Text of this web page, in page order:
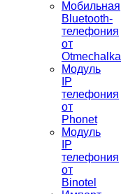
Мобильная
Bluetooth-
телефония
от
Otmechalka
Модуль
IP
телефония
от
Phonet
Модуль
IP
телефония
от
Binotel